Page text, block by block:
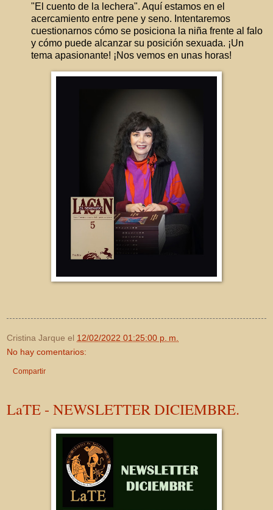
"El cuento de la lechera". Aquí estamos en el
acercamiento entre pene y seno. Intentaremos
cuestionarnos cómo se posiciona la niña frente al falo
y cómo puede alcanzar su posición sexuada. ¡Un
tema apasionante! ¡Nos vemos en unas horas!
Cristina Jarque el 12/02/2022 01:25:00 p. m.
No hay comentarios:
Compartir
LaTE - NEWSLETTER DICIEMBRE.